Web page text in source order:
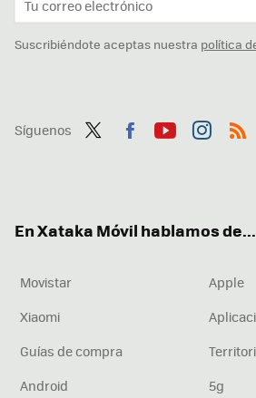
Suscribiéndote aceptas nuestra política
Síguenos
En Xataka Móvil hablamos de...
Movistar
Apple
Xiaomi
Guías de compra
Android
5g